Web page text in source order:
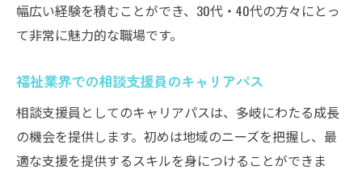
幅広い経験を積むことができ、30代・40代の方々にとっ
て非常に魅力的な職場です。
福祉業界での相談支援員のキャリアパス
相談支援員としてのキャリアパスは、多岐にわたる成長
の機会を提供します。初めは地域のニーズを把握し、最
適な支援を提供するスキルを身につけることができま